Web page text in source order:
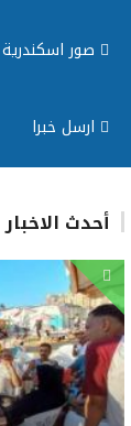
صور اسكندرية
ارسل خبرا
أحدث الاخبار